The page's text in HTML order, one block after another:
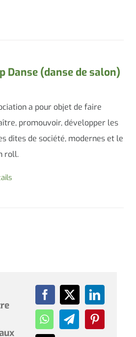
Danse (danse de salon)
a pour objet de faire
promouvoir, développer les
dites de société, modernes et le
roll.